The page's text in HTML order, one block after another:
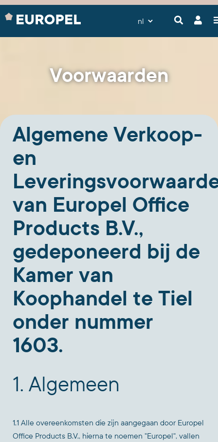
Voorwaarden
Algemene Verkoop-
en
van Europel Office
Products B.V.,
gedeponeerd bij de
Kamer van
Koophandel te Tiel
onder nummer
1603.
1. Algemeen
1.1 Alle overeenkomsten die zijn aangegaan door Europel
Office Products B.V., hierna te noemen "Europel", vallen